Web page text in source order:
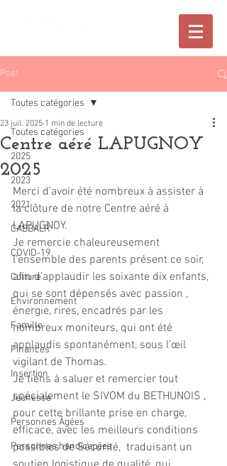
Post
Toutes catégories
2025
2023
2021
CABBALR
COVID-19
Culture
Environnement
Famille
Finances
Insertion
Jeunesse
Personnes Âgées
Personnes handicapées
Toutes catégories
Centre aéré LAPUGNOY
2025
23 juil. 2025 1 min de lecture
Merci d’avoir été nombreux à assister à
la clôture de notre Centre aéré à
LAPUGNOY.
Je remercie chaleureusement
l’ensemble des parents présent ce soir,
afin d’applaudir les soixante dix enfants,
qui se sont dépensés avec passion ,
énergie, rires, encadrés par les
nombreux moniteurs, qui ont été
applaudis spontanément, sous l’œil
vigilant de Thomas.
Je tiens à saluer et remercier tout
spécialement le SIVOM du BETHUNOIS ,
pour cette brillante prise en charge,
efficace, avec les meilleurs conditions
possibles de Sécurité,  traduisant un